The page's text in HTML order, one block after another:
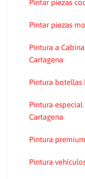
Pintar piezas
Pintar piezas
Pintura a
Cartagena
Pintura botellas
Pintura
Cartagena
Pintura
Pintura